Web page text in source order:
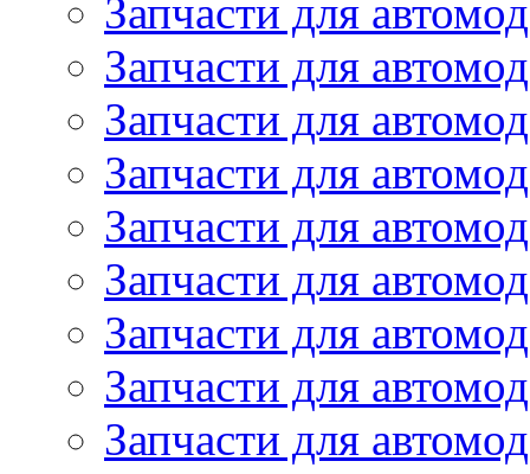
Запчасти для
Запчасти для
Запчасти для
Запчасти для
Запчасти для
Запчасти для
Запчасти для
Запчасти для
Запчасти для